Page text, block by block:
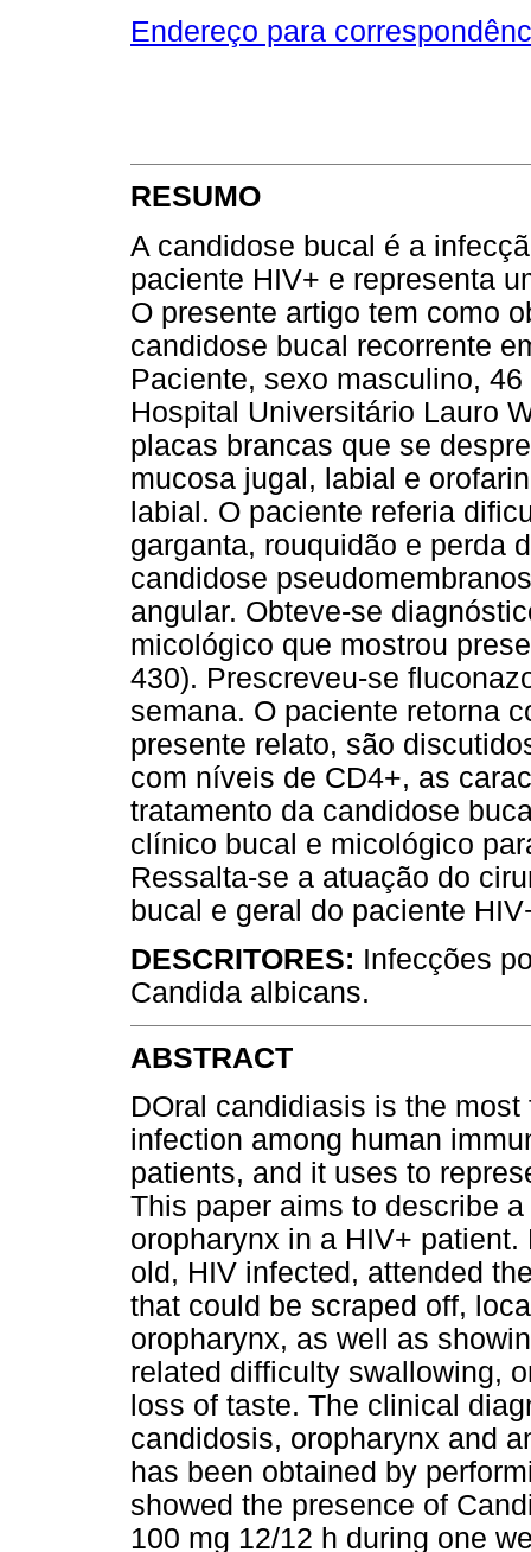
Endereço para
RESUMO
A candidose bucal é a
paciente HIV+ e representa
O presente artigo tem como
candidose bucal recorrente
Paciente, sexo masculino,
Hospital Universitário Lauro
placas brancas que se
mucosa jugal, labial e
labial. O paciente referia
garganta, rouquidão e perda
candidose
angular. Obteve-se
micológico que mostrou
430). Prescreveu-se
semana. O paciente retorna
presente relato, são
com níveis de CD4+, as
tratamento da candidose
clínico bucal e micológico
Ressalta-se a atuação do
bucal e geral do paciente
DESCRITORES: Infecções
Candida albicans.
ABSTRACT
DOral candidiasis is the
infection among human
patients, and it uses to
This paper aims to describe
oropharynx in a HIV+
old, HIV infected, attended
that could be scraped off,
oropharynx, as well as
related difficulty swallowing,
loss of taste. The clinical
candidosis, oropharynx and
has been obtained by
showed the presence of
100 mg 12/12 h during one